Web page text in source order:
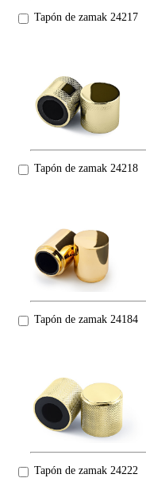
Tapón de zamak 24217
Tapón de zamak 24218
Tapón de zamak 24184
Tapón de zamak 24222